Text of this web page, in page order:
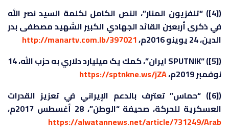
([4]) “تلفزيون المنار”، النص الكامل لكلمة السيد نصر الله
في ذكرى أربعين القائد الجهادي الكبير الشهيد مصطفى بدر
الدين، 24 يوينو 2016م،
http://manartv.com.lb/397021
([5]) “SPUTNIK ايران”، كمك یک میلیارد دلاري به حزب الله، 14
نوفمبر 2019م،
https://sptnkne.ws/jZA
([6]) “حماس” تعترف بالدعم الإيراني في تعزيز القدرات
العسكرية للحركة، صحيفة “الوطن”، 28 أغسطس 2017م،
https://alwatannews.net/article/731249/Arab